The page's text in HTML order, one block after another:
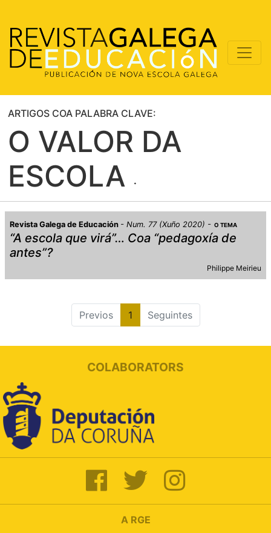
ARTIGOS COA PALABRA CLAVE:
O VALOR DA
ESCOLA
Revista Galega de Educación Num. 77 (Xuño 2020) O TEMA
“A escola que virá”… Coa “pedagoxía de
antes”?
Philippe Meirieu
Previos 1 Seguintes
COLABORATORS
A RGE